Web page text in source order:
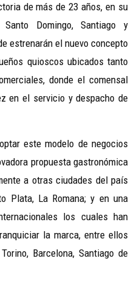
de más de 23 años, en su
Domingo, Santiago y
estrenarán el nuevo concepto
quioscos ubicados tanto
donde el comensal
en el servicio y despacho de
este modelo de negocios
propuesta gastronómica
a otras ciudades del país
Plata, La Romana; y en una
los cuales han
la marca, entre ellos
Barcelona, Santiago de